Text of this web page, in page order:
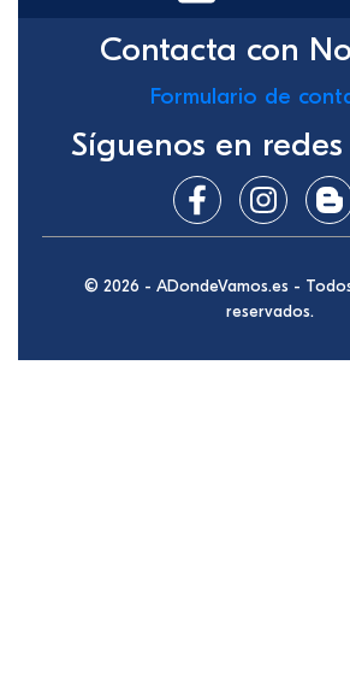
Contacta con
Formulario de
Síguenos en
© 2026 - ADondeVamos.es -
reservados.